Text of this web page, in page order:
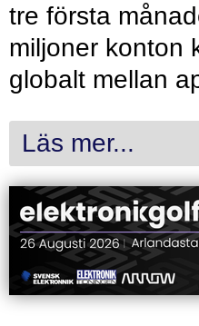
tre första
miljoner konton
globalt mellan
Läs mer...